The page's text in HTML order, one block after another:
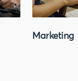
Marketing